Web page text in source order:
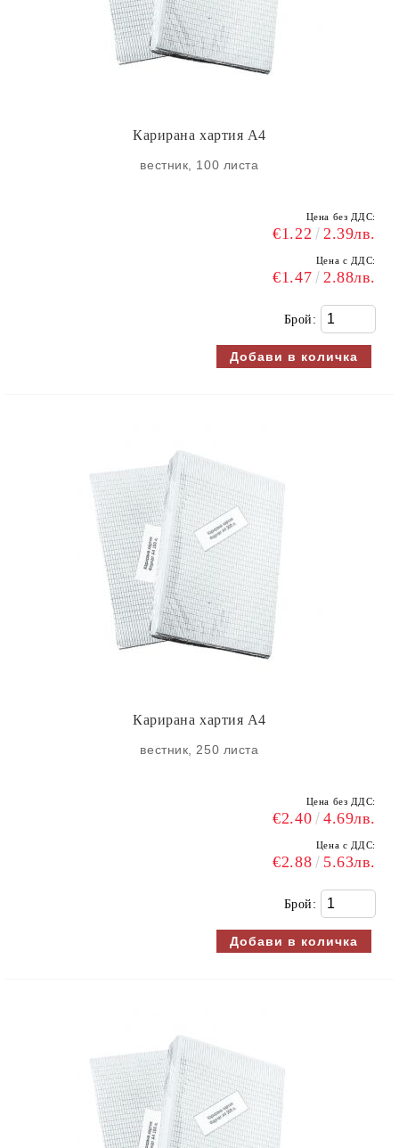
Карирана хартия A4
вестник, 100 листа
Цена без ДДС:
€1.22 2.39лв.
Цена с ДДС:
€1.47 2.88лв.
Брой:
Карирана хартия A4
вестник, 250 листа
Цена без ДДС:
€2.40 4.69лв.
Цена с ДДС:
€2.88 5.63лв.
Брой: